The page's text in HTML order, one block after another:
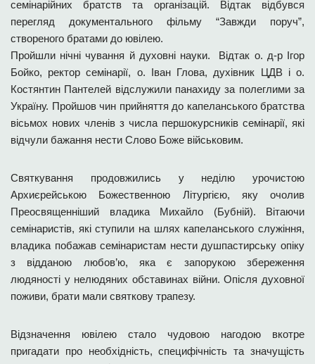
семінарійних братств та організацій. Відтак відбувся
перегляд документального фільму “Завжди поруч”,
створеного братами до ювілею.
Пройшли нічні чування й духовні науки. Відтак о. д-р Ігор
Бойко, ректор семінарії, о. Іван Глова, духівник ЦДВ і о.
Костянтин Пантелей відслужили панахиду за полеглими за
Україну. Пройшов чин прийняття до капеланського братства
вісьмох нових членів з числа першокурсників семінарії, які
відчули бажання нести Слово Боже військовим.
Святкування продовжились у неділю урочистою
Архиєрейською Божественною Літургією, яку очолив
Преосвященніший владика Михайло (Бубній). Вітаючи
семінаристів, які ступили на шлях капеланського служіння,
владика побажав семінаристам нести душпастирську опіку
з відданою любов’ю, яка є запорукою збереження
людяності у нелюдяних обставинах війни. Опісля духовної
поживи, брати мали святкову трапезу.
Відзначення ювілею стало чудовою нагодою вкотре
пригадати про необхідність, специфічність та значущість